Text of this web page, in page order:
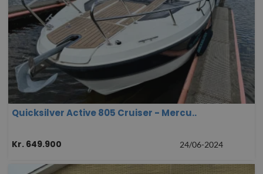
Quicksilver Active 805 Cruiser - Mercu..
Kr. 649.900 24/06-2024